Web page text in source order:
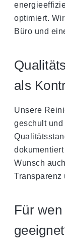
optimiert.
Büro und
als
Unsere
geschult
Wunsch
Transparenz
Für